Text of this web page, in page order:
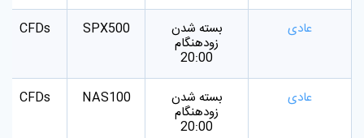
CFDs SPX500 بسته شدن
زودهنگام
20:00
عادی
CFDs NAS100 بسته شدن
زودهنگام
20:00
عادی